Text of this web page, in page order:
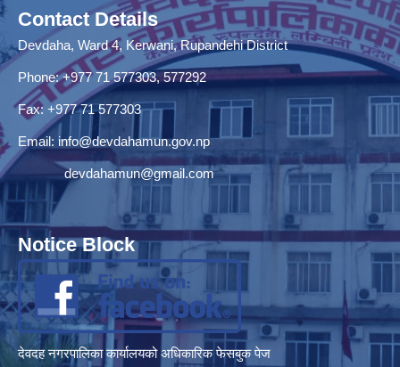
Contact Details
Devdaha, Ward 4, Kerwani, Rupandehi District
Phone: +977 71 577303, 577292
Fax: +977 71 577303
Email: info@devdahamun.gov.np
devdahamun@gmail.com
Notice Block
देवदह नगरपालिका कार्यालयको अधिकारिक फेसबुक पेज